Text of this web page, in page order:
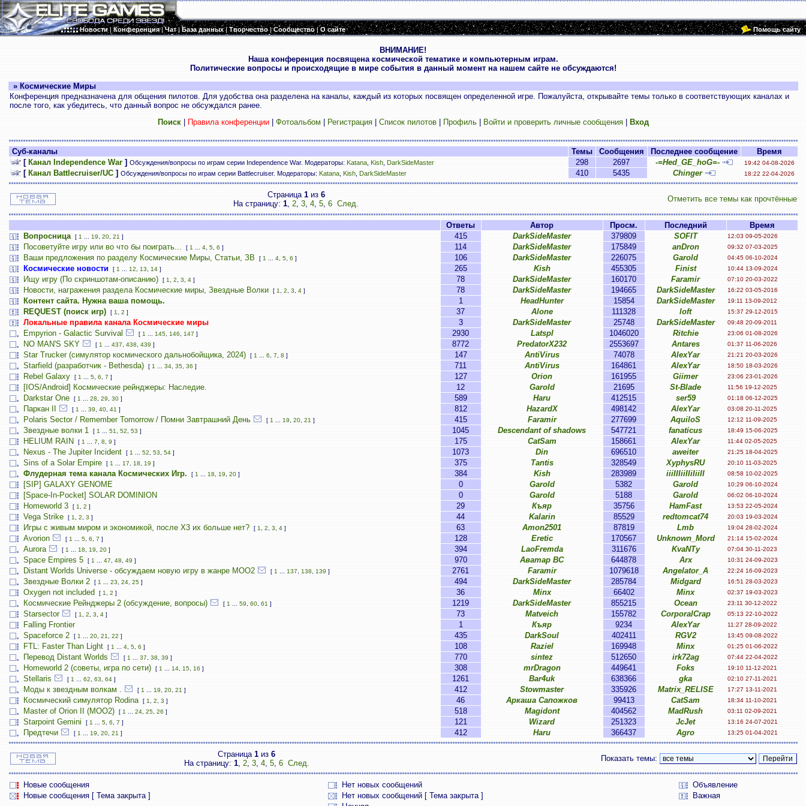
Новости|Конференция|Чат|База данных|Творчество|Сообщество|О сайте Помощь сайту
ВНИМАНИЕ!
Наша конференция посвящена космической тематике и компьютерным играм.
Политические вопросы и происходящие в мире события в данный момент на нашем сайте не обсуждаются!
» Космические Миры
Конференция предназначена для общения пилотов. Для удобства она разделена на каналы, каждый из которых посвящен определенной игре. Пожалуйста, открывайте темы только в соответствующих каналах и
после того, как убедитесь, что данный вопрос не обсуждался ранее.
Поиск| Правила конференции| Фотоальбом Регистрация| Список пилотов| Профиль| Войти и проверить личные сообщения| Вход
Суб-каналы Темы Сообщения Последнее сообщение
Время
[ Канал Independence War] Обсуждения/вопросы по играм серии Independence War. Модераторы: Katana, Kish, DarkSideMaster 298 2697 -=Hed_GE_hoG=- 19:42 04-08-2026
[ Канал Battlecruiser/UC] Обсуждения/вопросы по играм серии Battlecruiser. Модераторы: Katana, Kish, DarkSideMaster 410 5435 Chinger 18:22 22-04-2026
Страница 1из 6
На страницу: 1, 2, 3, 4, 5, 6 След.
Отметить все темы как прочтённые
Ответы Автор Просм. Последний
Время
Вопросница
[ 1 19 20, 21 ] 415 DarkSideMaster 379809 SOFIT 12:03 09-05-2026
Посоветуйте игру или во что бы поиграть... [ 1 4, 5, 6] 114 DarkSideMaster 175849 anDron 09:32 07-03-2025
Ваши предложения по разделу Космические Миры, Статьи, ЗВ [ 1 4, 5, 6] 106 DarkSideMaster 226075 Garold 04:45 06-10-2024
Космические новости [ 1 12 13 14] 265 Kish 455305 Finist 10:44 13-09-2024
Ищу игру (По скриншотам-описанию) [ 1 2 3 4] 78 DarkSideMaster 160170 Faramir 07:10 20-03-2022
Новости, награжения раздела Космические миры, Звездные Волки [ 1 2 3 4] 78 DarkSideMaster 194665 DarkSideMaster 16:22 03-05-2016
Контент сайта. Нужна ваша помощь. 1 HeadHunter 15854 DarkSideMaster 19:11 13-09-2012
REQUEST (поиск игр) [ 1 2 ] 37 Alone 111328 loft 15:37 29-12-2015
Локальные правила канала Космические миры 3 DarkSideMaster 25748 DarkSideMaster 09:48 20-09-2011
Empyrion - Galactic Survival [ 1 145, 146, 147 ] 2930 Latspl 1046020 Ritchie 23:06 01-08-2026
NO MAN'S SKY [ 1 437 438 439 ] 8772 PredatorX232 2553697 Antares 01:37 11-06-2026
Star Trucker (симулятор космического дальнобойщика, 2024) [ 1 6, 7 8 ] 147 AntiVirus 74078 AlexYar 21:21 20-03-2026
Starfield (разработчик - Bethesda) [ 1 34, 35, 36] 711 AntiVirus 164861 AlexYar 18:50 18-03-2026
Rebel Galaxy [ 1 5, 6, 7 ] 127 Orion 161955 Giimer 23:06 23-01-2026
[IOS/Android] Космические рейнджеры: Наследие. 12 Garold 21695 St-Blade 11:56 19-12-2025
Darkstar One [ 1 28 29 30] 589 Haru 412515 ser59 01:18 06-12-2025
Паркан II [ 1 39 40, 41 ] 812 HazardX 498142 AlexYar 03:08 20-11-2025
Polaris Sector / Remember Tomorrow / Помни Завтрашний День [ 1 19 20, 21 ] 415 Faramir 277699 AquiloS 12:12 11-09-2025
Звездные волки 1 [ 1 51 52 53 ] 1045 Descendant of shadows 547721 fanaticus 18:49 15-06-2025
HELIUM RAIN [ 1 7 8 9 ] 175 CatSam 158661 AlexYar 11:44 02-05-2025
Nexus - The Jupiter Incident [ 1 52 53 54] 1073 Din 696510 aweiter 21:25 18-04-2025
Sins of a Solar Empire [ 1 17 18 19 ] 375 Tantis 328549 XyphysRU 20:10 11-03-2025
Флудерная тема канала Космических Игр. [ 1 18 19 20] 384 Kish 283989 iiiIIIiiIIiIiiII 08:58 10-02-2025
[SIP] GALAXY GENOME 0 Garold 5382 Garold 10:29 06-10-2024
[Space-In-Pocket] SOLAR DOMINION 0 Garold 5188 Garold 06:02 06-10-2024
Homeworld 3 [ 1 2 ] 29 Къяр 35756 HamFast 13:53 22-05-2024
Vega Strike [ 1 2 3 ] 44 Kalarin 85529 redtomcat74 20:03 19-03-2024
Игры с живым миром и экономикой, после X3 их больше нет? [ 1 2 3 4] 63 Amon2501 87819 Lmb 19:04 28-02-2024
Avorion [ 1 5, 6, 7 ] 128 Eretic 170567 Unknown_Mord 21:14 15-02-2024
Aurora [ 1 18 19 20] 394 LaoFremda 311676 KvaNTy 07:04 30-11-2023
Space Empires 5 [ 1 47 48 49 ] 970 Аватар ВС 644878 Arx 10:31 24-09-2023
Distant Worlds Universe - обсуждаем новую игру в жанре MOO2 [ 1 137 138 139 ] 2761 Faramir 1079618 Angelator_A 22:24 16-09-2023
Звездные Волки 2 [ 1 23 24, 25] 494 DarkSideMaster 285784 Midgard 16:51 28-03-2023
Oxygen not included [ 1 2 ] 36 Minx 66402 Minx 02:37 19-03-2023
Космические Рейнджеры 2 (обсуждение, вопросы) [ 1 59 60, 61 ] 1219 DarkSideMaster 855215 Ocean 23:11 30-12-2022
Starsector [ 1 2 3 4] 73 Matveich 155782 CorporalCrap 05:13 22-10-2022
Falling Frontier 1 Къяр 9234 AlexYar 11:27 28-09-2022
Spaceforce 2 [ 1 20, 21 22 ] 435 DarkSoul 402411 RGV2 13:45 09-08-2022
FTL: Faster Than Light [ 1 4, 5, 6] 108 Raziel 169948 Minx 01:25 01-06-2022
Перевод Distant Worlds [ 1 37 38 39 ] 770 sintez 512650 irk72ag 07:44 22-04-2022
Homeworld 2 (советы, игра по сети) [ 1 14, 15, 16] 308 mrDragon 449641 Foks 19:10 11-12-2021
Stellaris [ 1 62 63 64] 1261 Bar4uk 638366 gka 02:10 27-11-2021
Моды к звездным волкам . [ 1 19 20, 21 ] 412 Stowmaster 335926 Matrix_RELISE 17:27 13-11-2021
Космический симулятор Rodina [ 1 2 3 ] 46 Аркаша Сапожков 99413 CatSam 18:34 11-10-2021
Master of Orion II (MOO2) [ 1 24, 25, 26] 518 Magidont 404562 MadRush 03:11 02-09-2021
Starpoint Gemini [ 1 5, 6, 7 ] 121 Wizard 251323 JcJet 13:16 24-07-2021
Предтечи [ 1 19 20, 21 ] 412 Haru 366437 Agro 13:25 01-04-2021
Страница 1 из 6
На страницу: 1, 2, 3, 4, 5, 6 След.
Показать темы:
Новые сообщения Нет новых сообщений
Объявление
Новые сообщения [ Тема закрыта ]
Нет новых сообщений [ Тема закрыта ]
Важная